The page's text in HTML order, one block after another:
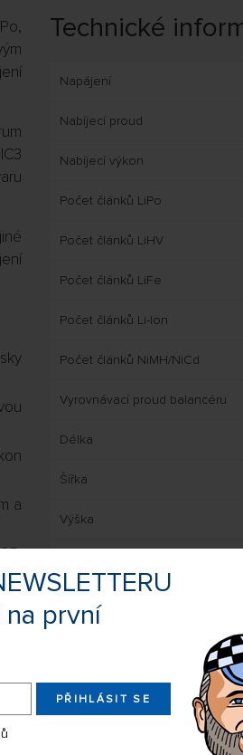
první
PŘIHLÁSIT SE
a
a
Technické
Napájení
Nabíjecí proud
Nabíjecí výkon
Počet článků LiPo
Počet článků LiHV
Počet článků LiFe
Počet článků Li-Ion
Počet článků NiMH/NiCd
Vyrovnávací proud balancéru
Délka
Šířka
Výška
Ke stažení
Manuál nabíječe EN
Manuál nabíječe DE
Manuál nabíječe FR